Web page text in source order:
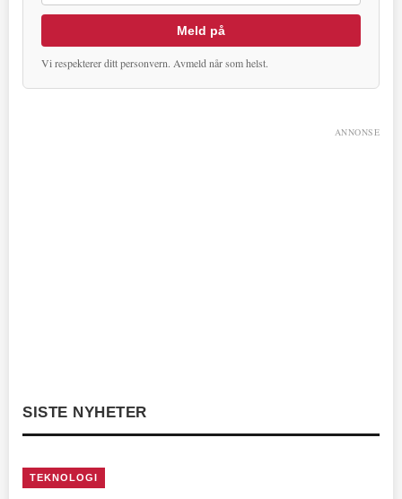
Meld på
Vi respekterer ditt personvern. Avmeld når som helst.
ANNONSE
SISTE NYHETER
TEKNOLOGI